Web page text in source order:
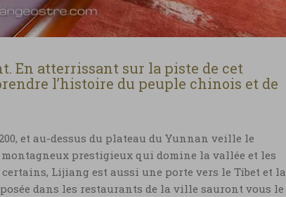
En atterrissant sur la piste de cet
l’histoire du peuple chinois et de
et au-dessus du plateau du Yunnan veille le
prestigieux qui domine la vallée et les
Lijiang est aussi une porte vers le Tibet et la
dans les restaurants de la ville sauront vous le